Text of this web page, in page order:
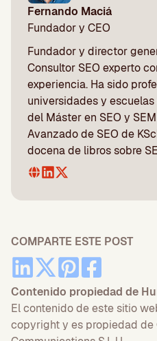
Fernando Maciá
Fundador y CEO
Fundador y director
Consultor SEO experto
experiencia. Ha sido
universidades y
del Máster en SEO y
Avanzado de SEO de
docena de libros sobre
COMPARTE ESTE POST
Contenido propiedad de
El contenido de este sitio
copyright y es propiedad